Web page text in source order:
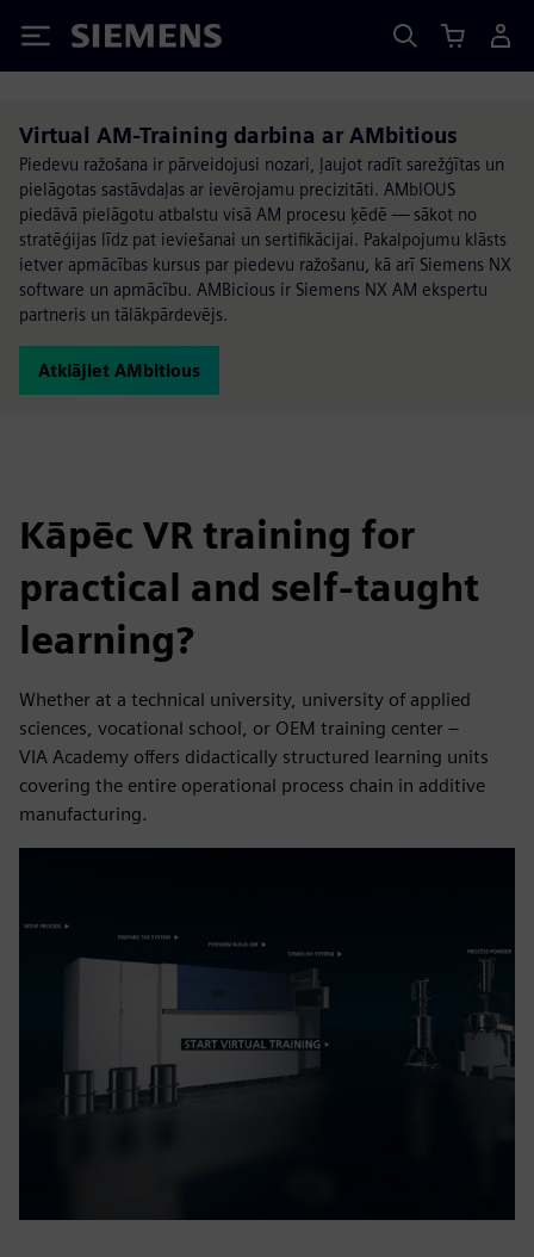
Siemens
Virtual AM-Training darbina ar AMbitious
Piedevu ražošana ir pārveidojusi nozari, ļaujot radīt sarežģītas un
pielāgotas sastāvdaļas ar ievērojamu precizitāti. AMbIOUS
piedāvā pielāgotu atbalstu visā AM procesu ķēdē — sākot no
stratēģijas līdz pat ieviešanai un sertifikācijai. Pakalpojumu klāsts
ietver apmācības kursus par piedevu ražošanu, kā arī Siemens NX
software un apmācību. AMBicious ir Siemens NX AM ekspertu
partneris un tālākpārdevējs.
Atklājiet AMbitious
Kāpēc VR training for
practical and self-taught
learning?
Whether at a technical university, university of applied
sciences, vocational school, or OEM training center –
VIA Academy offers didactically structured learning units
covering the entire operational process chain in additive
manufacturing.